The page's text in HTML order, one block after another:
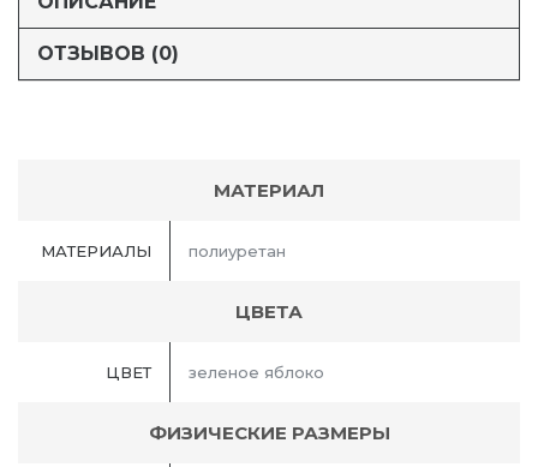
ОТЗЫВОВ (0)
МАТЕРИАЛ
МАТЕРИАЛЫ полиуретан
ЦВЕТА
ЦВЕТ зеленое яблоко
ФИЗИЧЕСКИЕ РАЗМЕРЫ